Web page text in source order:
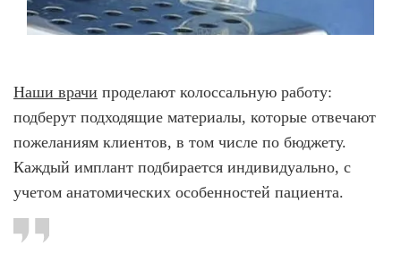
Наши врачи проделают колоссальную работу:
подберут подходящие материалы, которые отвечают
пожеланиям клиентов, в том числе по бюджету.
Каждый имплант подбирается индивидуально, с
учетом анатомических особенностей пациента.